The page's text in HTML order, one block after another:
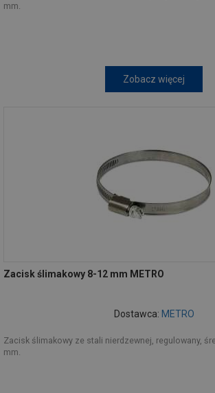
mm.
Zobacz więcej
Zacisk ślimakowy 8-12 mm METRO
Dostawca: METRO
Zacisk ślimakowy ze stali nierdzewnej, regulowany,
mm.